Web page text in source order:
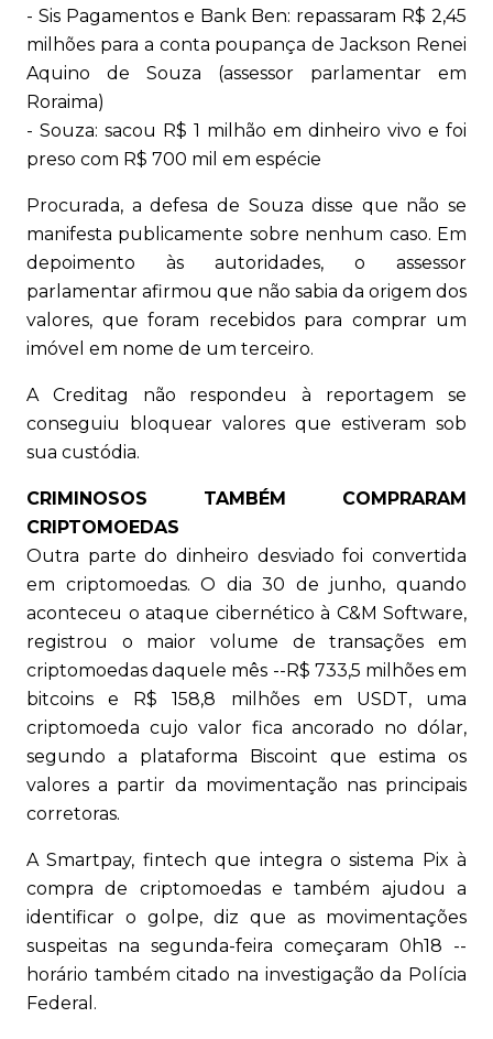
- Sis Pagamentos e Bank Ben: repassaram R$ 2,45
milhões para a conta poupança de Jackson Renei
Aquino de Souza (assessor parlamentar em
Roraima)
- Souza: sacou R$ 1 milhão em dinheiro vivo e foi
preso com R$ 700 mil em espécie
Procurada, a defesa de Souza disse que não se
manifesta publicamente sobre nenhum caso. Em
depoimento às autoridades, o assessor
parlamentar afirmou que não sabia da origem dos
valores, que foram recebidos para comprar um
imóvel em nome de um terceiro.
A Creditag não respondeu à reportagem se
conseguiu bloquear valores que estiveram sob
sua custódia.
CRIMINOSOS TAMBÉM COMPRARAM
CRIPTOMOEDAS
Outra parte do dinheiro desviado foi convertida
em criptomoedas. O dia 30 de junho, quando
aconteceu o ataque cibernético à C&M Software,
registrou o maior volume de transações em
criptomoedas daquele mês --R$ 733,5 milhões em
bitcoins e R$ 158,8 milhões em USDT, uma
criptomoeda cujo valor fica ancorado no dólar,
segundo a plataforma Biscoint que estima os
valores a partir da movimentação nas principais
corretoras.
A Smartpay, fintech que integra o sistema Pix à
compra de criptomoedas e também ajudou a
identificar o golpe, diz que as movimentações
suspeitas na segunda-feira começaram 0h18 --
horário também citado na investigação da Polícia
Federal.